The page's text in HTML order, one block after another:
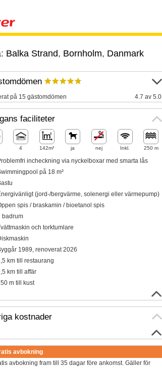
Balka Strand, Bornholm, Danmark
på 15 gästomdömen 4.7 av 5.0
faciliteter
4 142m² ja nej Inkl. 250 m
incheckning via nyckelboxar med smarta lås
på 18 m²
(jord-/bergvärme, solenergi eller värmepump)
spis / braskamin / bioetanol spis
badrum
och torktumlare
1989, renoverat 2026
km till restaurang
km till affär
m till kust
kostnader
avbokning
avbokning fram till 35 dagar före ankomst. Gäller för